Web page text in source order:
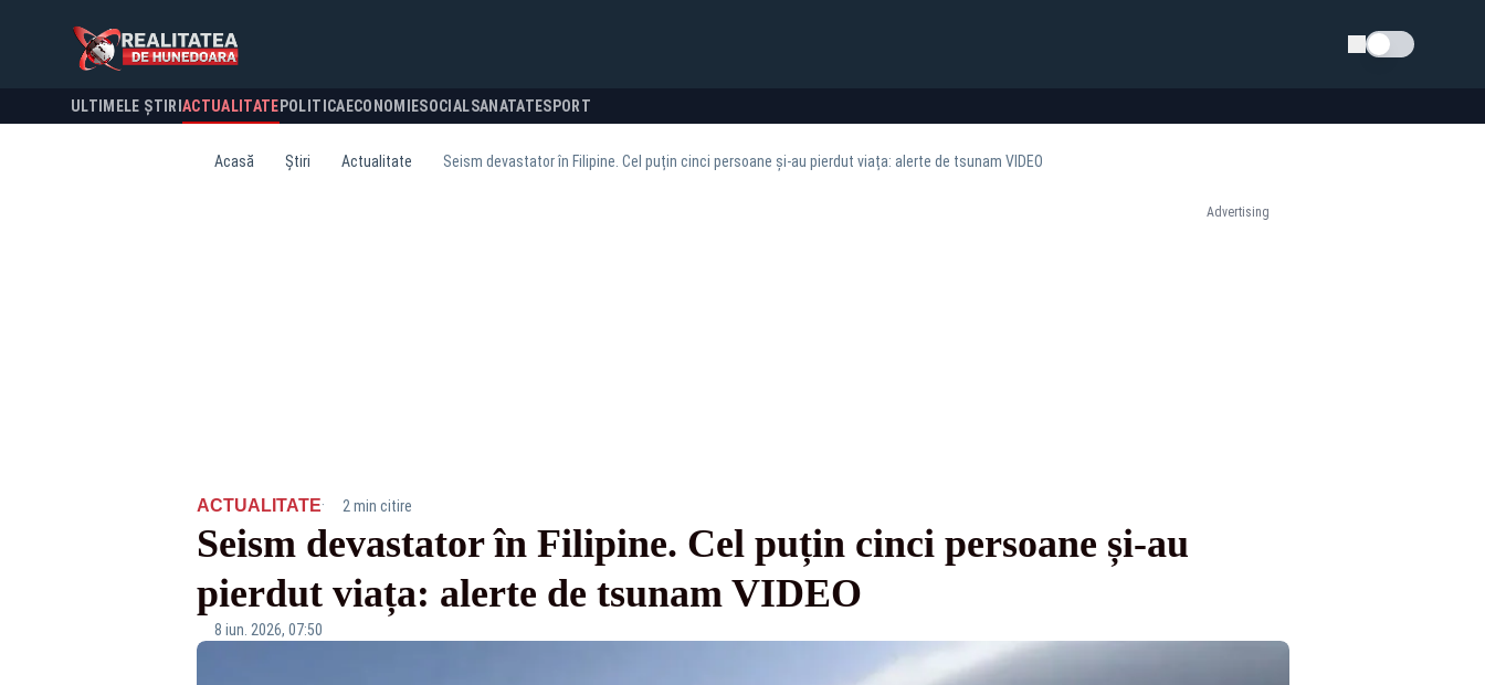
Schimba tema
ULTIMELE ȘTIRI ACTUALITATE POLITICA ECONOMIESOCIALSANATATESPORT
Acasă Știri Actualitate Seism devastator în Filipine. Cel puțin cinci persoane și-au pierdut viața: alerte de tsunam VIDEO
Advertising
ACTUALITATE· 2 min citire
Seism devastator în Filipine. Cel puțin cinci persoane și-au
pierdut viața: alerte de tsunam VIDEO
8 iun. 2026, 07:50